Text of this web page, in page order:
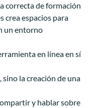
correcta de formación
crea espacios para
un entorno
en línea en sí
la creación de una
y hablar sobre